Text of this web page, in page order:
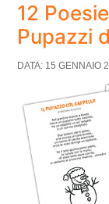
12
Pupazzi
DATA: 15 GENNAIO